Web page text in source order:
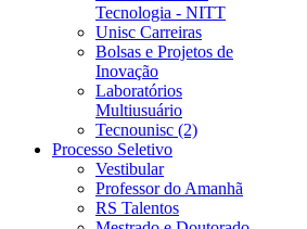
Tecnologia - NITT
Unisc Carreiras
Bolsas e Projetos de
Inovação
Laboratórios
Multiusuário
Tecnounisc (2)
Processo Seletivo
Vestibular
Professor do Amanhã
RS Talentos